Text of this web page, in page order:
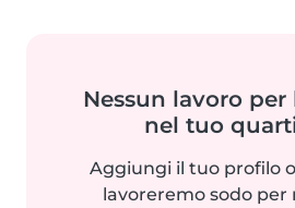
Nessun lavoro
nel tuo
Aggiungi il tuo profilo
lavoreremo sodo